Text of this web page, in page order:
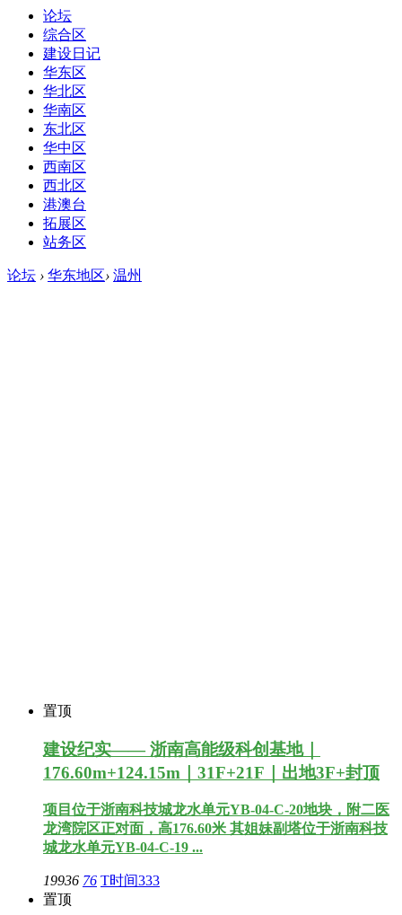
论坛
综合区
建设日记
华东区
华北区
华南区
东北区
华中区
西南区
西北区
港澳台
拓展区
站务区
论坛 › 华东地区› 温州
置顶
建设纪实—— 浙南高能级科创基地｜
176.60m+124.15m｜31F+21F｜出地3F+封顶
项目位于浙南科技城龙水单元YB-04-C-20地块，附二医
龙湾院区正对面，高176.60米 其姐妹副塔位于浙南科技
城龙水单元YB-04-C-19 ...
19936 76 T时间333
置顶